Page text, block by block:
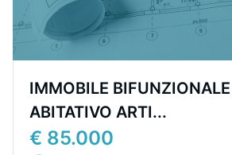
IMMOBILE
ABITATIVO ARTI...
€ 85.000